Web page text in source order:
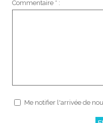
Commentaire * :
Me notifier l'arrivée de